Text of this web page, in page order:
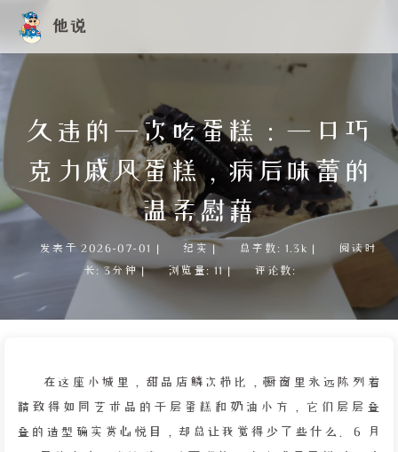
他说
久违的一次吃蛋糕：一口巧
克力戚风蛋糕，病后味蕾的
温柔慰藉
发表于 2026-07-01 | 纪实 | 总字数: 1.3k |
阅读时
长: 3分钟 | 浏览量: 11 | 评论数:
在这座小城里，甜品店鳞次栉比，橱窗里永远陈列着
精致得如同艺术品的千层蛋糕和奶油小方，它们层层叠
叠的造型确实赏心悦目，却总让我觉得少了些什么。6 月